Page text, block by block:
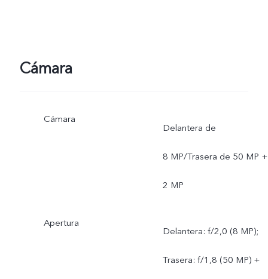
Cámara
Cámara
Delantera de
8 MP/Trasera de 50 MP +
2 MP
Apertura
Delantera: f/2,0 (8 MP);
Trasera: f/1,8 (50 MP) +